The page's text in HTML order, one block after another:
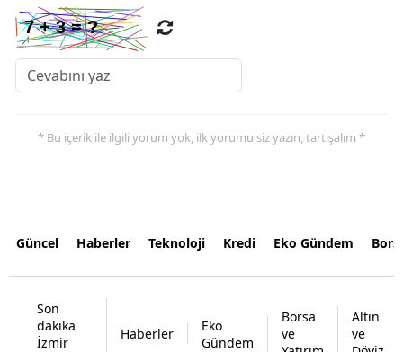
* Bu içerik ile ilgili yorum yok, ilk yorumu siz yazın, tartışalım *
Güncel Haberler Teknoloji Kredi Eko Gündem
Son
dakika
İzmir
Haberler
Eko
Gündem
Borsa
ve
Altın
ve